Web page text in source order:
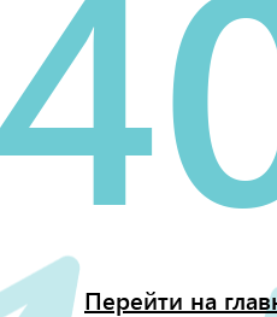
Перейти на